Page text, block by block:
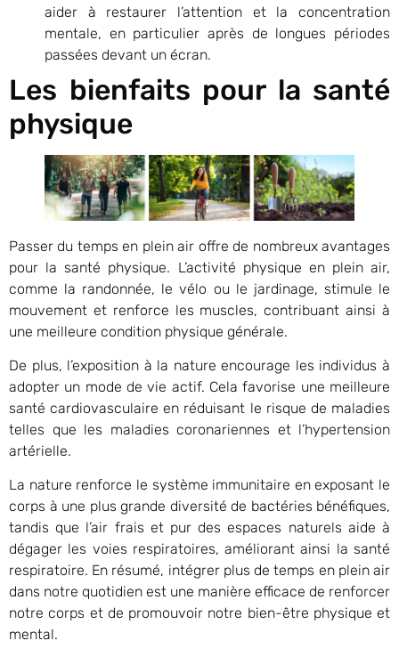
aider à restaurer l’attention et la concentration
mentale, en particulier après de longues périodes
passées devant un écran.
Les bienfaits pour la santé
physique
Passer du temps en plein air offre de nombreux avantages
pour la santé physique. L’activité physique en plein air,
comme la randonnée, le vélo ou le jardinage, stimule le
mouvement et renforce les muscles, contribuant ainsi à
une meilleure condition physique générale.
De plus, l’exposition à la nature encourage les individus à
adopter un mode de vie actif. Cela favorise une meilleure
santé cardiovasculaire en réduisant le risque de maladies
telles que les maladies coronariennes et l’hypertension
artérielle.
La nature renforce le système immunitaire en exposant le
corps à une plus grande diversité de bactéries bénéfiques,
tandis que l’air frais et pur des espaces naturels aide à
dégager les voies respiratoires, améliorant ainsi la santé
respiratoire. En résumé, intégrer plus de temps en plein air
dans notre quotidien est une manière efficace de renforcer
notre corps et de promouvoir notre bien-être physique et
mental.